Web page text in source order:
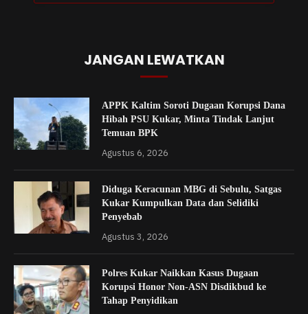
JANGAN LEWATKAN
APPK Kaltim Soroti Dugaan Korupsi Dana
Hibah PSU Kukar, Minta Tindak Lanjut
Temuan BPK
Agustus 6, 2026
Diduga Keracunan MBG di Sebulu, Satgas
Kukar Kumpulkan Data dan Selidiki
Penyebab
Agustus 3, 2026
Polres Kukar Naikkan Kasus Dugaan
Korupsi Honor Non-ASN Disdikbud ke
Tahap Penyidikan